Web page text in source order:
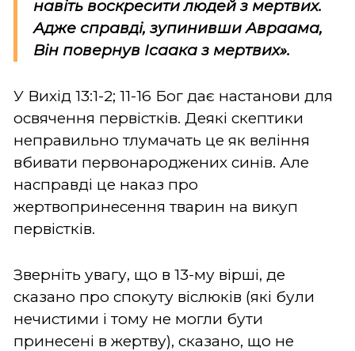
навіть воскресити людей з мертвих.
Адже справді, зупинивши Авраама,
Він повернув Ісаака з мертвих».
У Вихід 13:1-2; 11-16 Бог дає настанови для
освячення первістків. Деякі скептики
неправильно тлумачать це як веління
вбивати первонароджених синів. Але
насправді це наказ про
жертвопринесення тварин на викуп
первістків.
Зверніть увагу, що в 13-му вірші, де
сказано про спокуту віслюків (які були
нечистими і тому не могли бути
принесені в жертву), сказано, що не